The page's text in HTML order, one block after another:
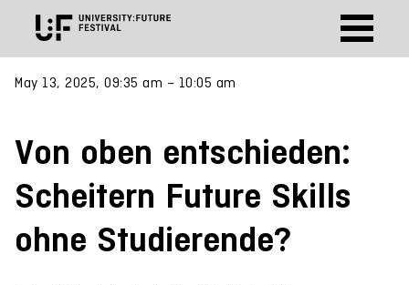
May 13, 2025, 09:35 am – 10:05 am
Von oben entschieden:
Scheitern Future Skills
ohne Studierende?